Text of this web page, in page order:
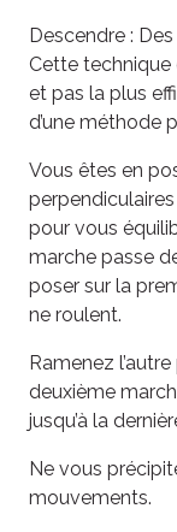
Descendre :
Cette technique
et pas la plus
d’une méthode
Vous êtes en
pour vous
marche passe
poser sur la
ne roulent.
Ramenez
deuxième
jusqu’à la
Ne vous
mouvements.